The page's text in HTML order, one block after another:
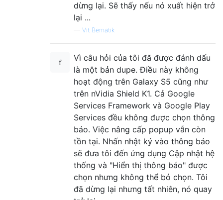
dừng lại. Sẽ thấy nếu nó xuất hiện trở
lại ...
— Vit Bernatik
Vì câu hỏi của tôi đã được đánh dấu
là một bản dupe. Điều này không
hoạt động trên Galaxy S5 cũng như
trên nVidia Shield K1. Cả Google
Services Framework và Google Play
Services đều không được chọn thông
báo. Việc nâng cấp popup vẫn còn
tồn tại. Nhấn nhật ký vào thông báo
sẽ đưa tôi đến ứng dụng Cập nhật hệ
thống và "Hiển thị thông báo" được
chọn nhưng không thể bỏ chọn. Tôi
đã dừng lại nhưng tất nhiên, nó quay